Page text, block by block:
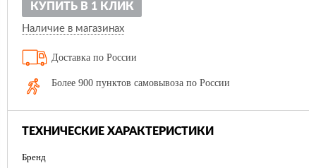
КУПИТЬ В 1 КЛИК
Наличие в магазинах
Доставка по России
Более 900 пунктов самовывоза по России
ТЕХНИЧЕСКИЕ ХАРАКТЕРИСТИКИ
Бренд